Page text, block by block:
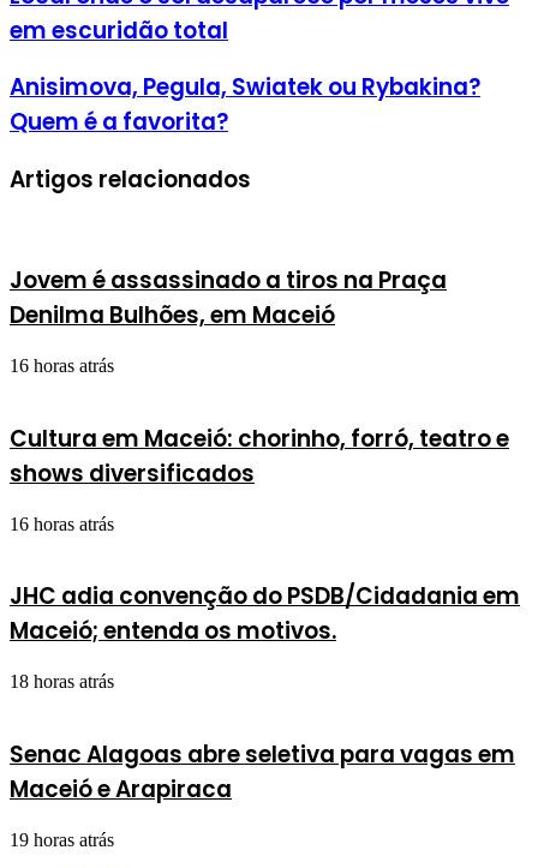
em escuridão total
Anisimova, Pegula, Swiatek ou Rybakina?
Quem é a favorita?
Artigos relacionados
Jovem é assassinado a tiros na Praça
Denilma Bulhões, em Maceió
16 horas atrás
Cultura em Maceió: chorinho, forró, teatro e
shows diversificados
16 horas atrás
JHC adia convenção do PSDB/Cidadania em
Maceió; entenda os motivos.
18 horas atrás
Senac Alagoas abre seletiva para vagas em
Maceió e Arapiraca
19 horas atrás